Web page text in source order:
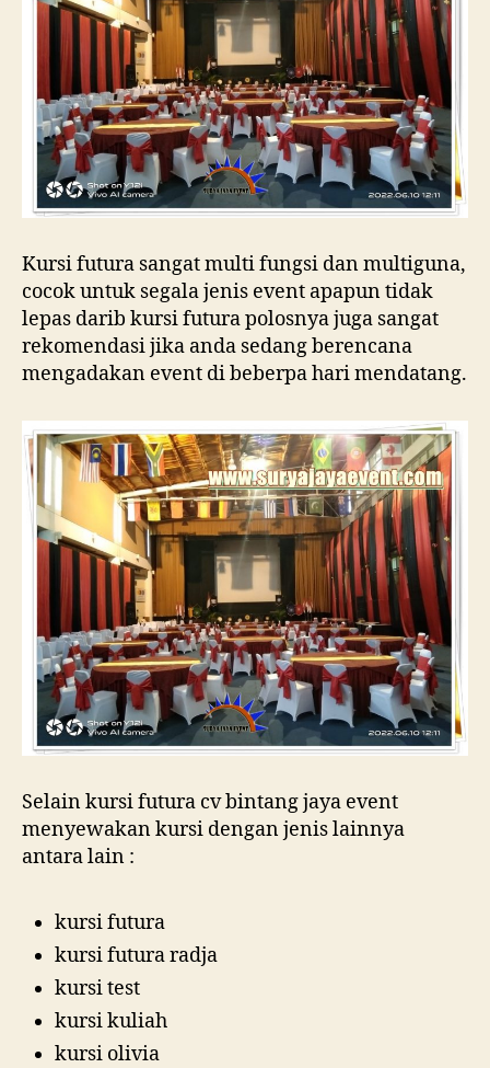
Kursi futura sangat multi fungsi dan multiguna,
cocok untuk segala jenis event apapun tidak
lepas darib kursi futura polosnya juga sangat
rekomendasi jika anda sedang berencana
mengadakan event di beberpa hari mendatang.
Selain kursi futura cv bintang jaya event
menyewakan kursi dengan jenis lainnya
antara lain :
kursi futura
kursi futura radja
kursi test
kursi kuliah
kursi olivia